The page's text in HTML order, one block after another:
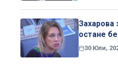
Захарова
остане
30 Юли,